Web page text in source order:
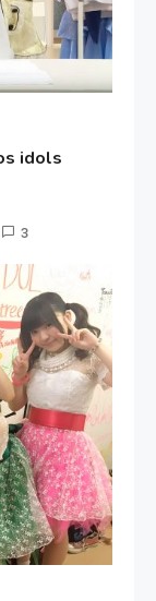
idols
3